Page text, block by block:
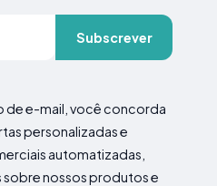
Subscrever
de e-mail, você concorda
personalizadas e
automatizadas,
nossos produtos e